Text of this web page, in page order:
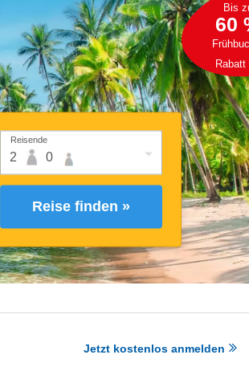
Bis
60
Rabatt
Reisende
Reise finden »
Jetzt kostenlos anmelden